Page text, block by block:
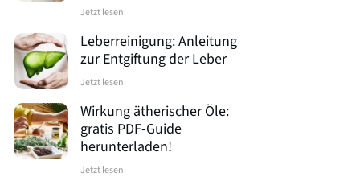
Jetzt lesen
Leberreinigung: Anleitung
zur Entgiftung der Leber
Jetzt lesen
Wirkung ätherischer Öle:
gratis PDF-Guide
herunterladen!
Jetzt lesen